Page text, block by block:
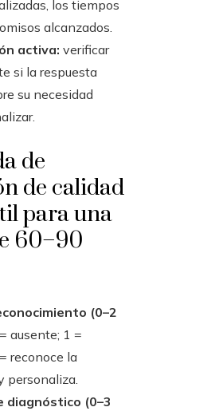
los tiempos
alcanzados.
activa: verificar
si la respuesta
su necesidad
de
de calidad
para una
60–90
(0–2
ausente; 1 =
reconoce la
personaliza.
diagnóstico (0–3